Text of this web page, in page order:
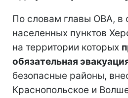
По словам главы ОВА, в
населенных пунктов
на территории которых
обязательная
безопасные районы,
Краснопольское и